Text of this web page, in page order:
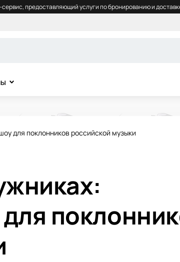
предоставляющий услуги по бронированию и
для поклонников российской музыки